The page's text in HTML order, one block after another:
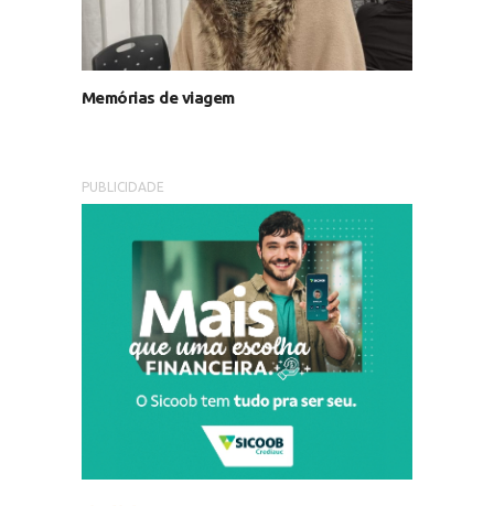
Memórias de viagem
PUBLICIDADE